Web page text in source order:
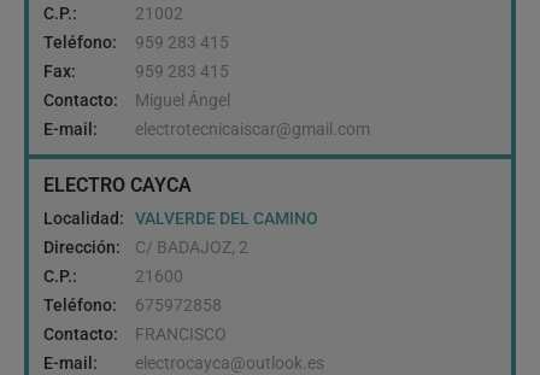
C.P.:
21002
Teléfono:
959 283 415
Fax:
959 283 415
Contacto:
Miguel Ángel
E-mail:
electrotecnicaiscar@gmail.com
ELECTRO CAYCA
Localidad:
VALVERDE DEL CAMINO
Dirección:
C/ BADAJOZ, 2
C.P.:
21600
Teléfono:
675972858
Contacto:
FRANCISCO
E-mail:
electrocayca@outlook.es